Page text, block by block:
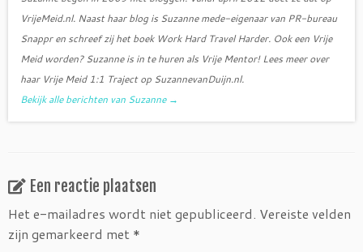
VrijeMeid.nl. Naast haar blog is Suzanne mede-eigenaar van PR-bureau
Snappr en schreef zij het boek Work Hard Travel Harder. Ook een Vrije
Meid worden? Suzanne is in te huren als Vrije Mentor! Lees meer over
haar Vrije Meid 1:1 Traject op SuzannevanDuijn.nl.
Bekijk alle berichten van Suzanne →
Een reactie plaatsen
Het e-mailadres wordt niet gepubliceerd. Vereiste velden
zijn gemarkeerd met *